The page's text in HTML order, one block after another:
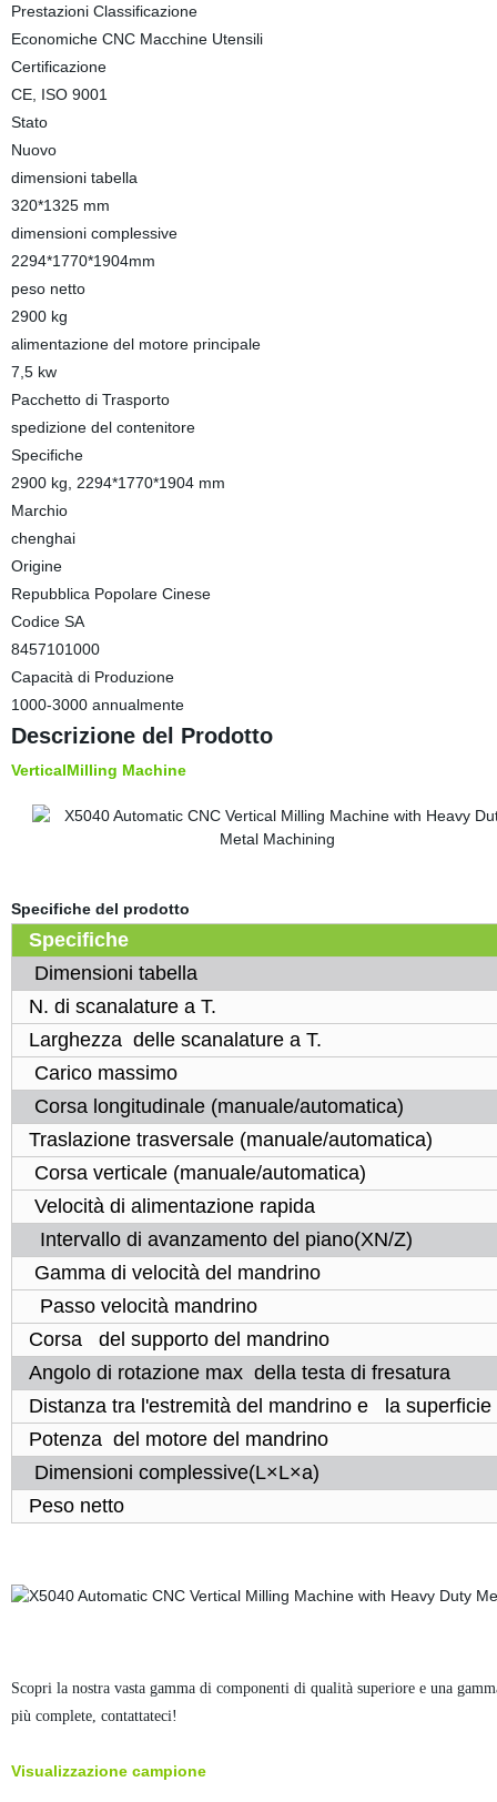
Prestazioni Classificazione
Economiche CNC Macchine Utensili
Certificazione
CE, ISO 9001
Stato
Nuovo
dimensioni tabella
320*1325 mm
dimensioni complessive
2294*1770*1904mm
peso netto
2900 kg
alimentazione del motore principale
7,5 kw
Pacchetto di Trasporto
spedizione del contenitore
Specifiche
2900 kg, 2294*1770*1904 mm
Marchio
chenghai
Origine
Repubblica Popolare Cinese
Codice SA
8457101000
Capacità di Produzione
1000-3000 annualmente
Descrizione del Prodotto
VerticalMilling Machine
Specifiche del prodotto
Specifiche
Dimensioni tabella
N. di scanalature a T.
Larghezza delle scanalature a T.
Carico massimo
Corsa longitudinale (manuale/automatica)
Traslazione trasversale (manuale/automatica)
Corsa verticale (manuale/automatica)
Velocità di alimentazione rapida
Intervallo di avanzamento del piano(XN/Z)
Gamma di velocità del mandrino
Passo velocità mandrino
Corsa
del supporto del mandrino
Angolo di rotazione max della testa di fresatura
Distanza tra l'estremità del mandrino e
la
Potenza del motore del mandrino
Dimensioni complessive(L×L×a)
Peso netto
Scopri la nostra vasta gamma di componenti di qualità superiore e una
più complete, contattateci!
Visualizzazione campione